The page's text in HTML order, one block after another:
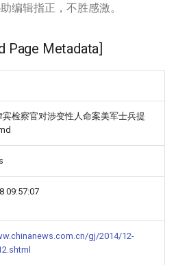
编辑指正，不胜感激。
Page Metadata]
检察官对涉变性人命案美军士兵提
09:57:07
gj/2014/12-